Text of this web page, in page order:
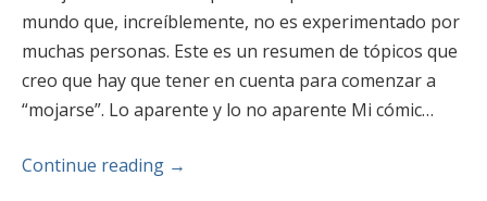
mundo que, increíblemente, no es experimentado por
muchas personas. Este es un resumen de tópicos que
creo que hay que tener en cuenta para comenzar a
“mojarse”. Lo aparente y lo no aparente Mi cómic…
Continue reading →